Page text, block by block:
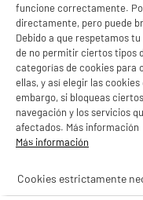
★★★★★
★★★★★
9€96
Rechazar todas
funcione correctamente.
directamente, pero puede
Debido a que respetamos
de no permitir ciertos tipos
categorías de cookies para
ellas, y así elegir las
embargo, si bloqueas
navegación y los servicios
afectados. Más información
Más información
Cookies estrictamente